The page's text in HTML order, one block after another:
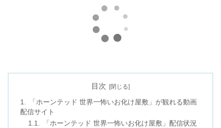
目次
「ホーンテッド 世界一怖いお化け屋敷」が観れる動画
配信サイト
「ホーンテッド 世界一怖いお化け屋敷」配信状況